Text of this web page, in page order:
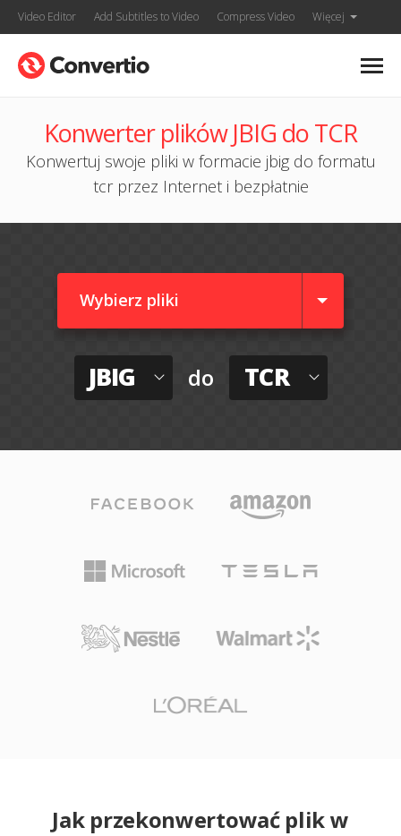
Video Editor Add Subtitles to Video Compress Video Więcej
Konwerter plików JBIG do TCR
Konwertuj swoje pliki w formacie jbig do formatu
tcr przez Internet i bezpłatnie
Wybierz pliki
JBIG do TCR
Jak przekonwertować plik w